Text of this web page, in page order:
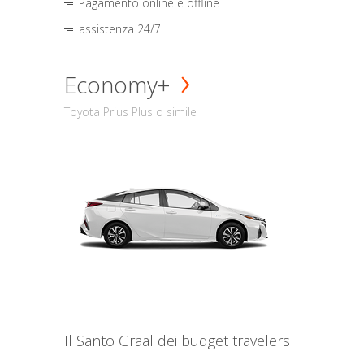
assistenza 24/7
Economy+
Toyota Prius Plus o simile
Il Santo Graal dei budget travelers